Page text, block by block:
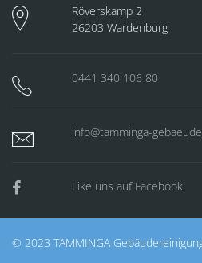
Röverskamp 2
26203 Wardenburg
0441 340 106 80
info@tamminga-
Like uns auf Facebook!
© 2023 TAMMINGA